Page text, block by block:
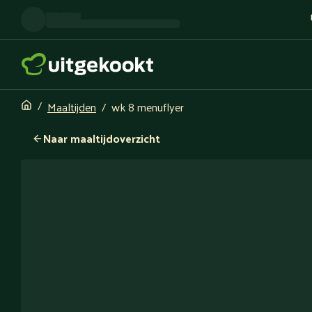
Maaltijden
wk 8 menuflyer
Naar maaltijdoverzicht